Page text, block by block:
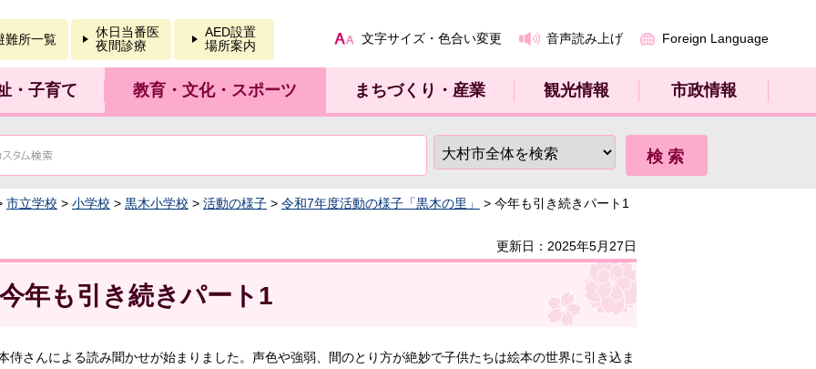
難所一覧
休日当番医
夜間診療
AED設置
場所案内
文字サイズ・色合い変更 音声読み上げ Foreign Language
・子育て 教育・文化・スポーツ まちづくり・産業 観光情報 市政情報
市立学校 > 小学校 > 黒木小学校 > 活動の様子 > 令和7年度活動の様子「黒木の里」 > 今年も引き続きパート1
更新日：2025年5月27日
今年も引き続きパート1
さんによる読み聞かせが始まりました。声色や強弱、間のとり方が絶妙で子供たちは絵本の世界に引き込ま